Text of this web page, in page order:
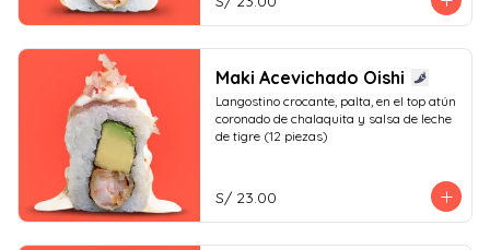
Maki Acevichado Oishi
Langostino crocante, palta, en el top atún
coronado de chalaquita y salsa de leche
de tigre (12 piezas)
S/ 23.00